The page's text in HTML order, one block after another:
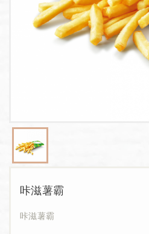
咔滋薯霸
咔滋薯霸